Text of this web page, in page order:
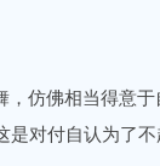
仿佛相当得意于
对付自认为了